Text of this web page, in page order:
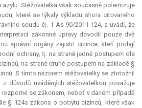
azylu. Stěžovatelka však současně polemizuje
které se týkaly výkladu shora citovaného
soudu čj. 1 As 90/2011-124, a uvádí, že
zákonné úpravy dovodil pouze dvě
správní orgány zajistit cizince, kteří podají
ochrany, tj. na straně jedné postupem dle
na straně druhé postupem na základě §
S tímto názorem stěžovatelky se ztotožnil
důvodů uváděných stěžovatelkou považuje
se zákonem, neboť v daném případě
§ 124a zákona o pobytu cizinců, které však